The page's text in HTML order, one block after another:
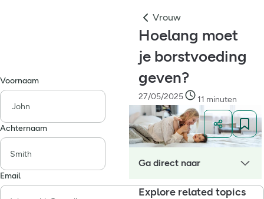
Vrouw
Hoelang moet
je borstvoeding
geven?
27/05/2025 11 minuten
Ga direct naar
Explore related topics
Voornaam
Achternaam
Email